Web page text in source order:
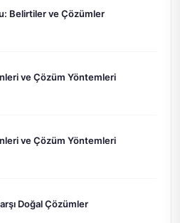
Belirtiler ve Çözümler
ve Çözüm Yöntemleri
ve Çözüm Yöntemleri
Doğal Çözümler